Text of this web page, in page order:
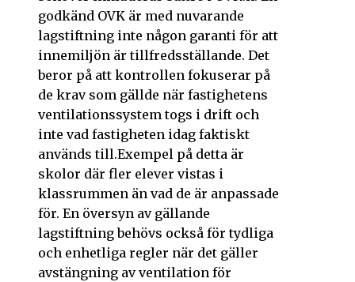
godkänd OVK är med nuvarande
lagstiftning inte någon garanti för att
innemiljön är tillfredsställande. Det
beror på att kontrollen fokuserar på
de krav som gällde när fastighetens
ventilationssystem togs i drift och
inte vad fastigheten idag faktiskt
används till.Exempel på detta är
skolor där fler elever vistas i
klassrummen än vad de är anpassade
för. En översyn av gällande
lagstiftning behövs också för tydliga
och enhetliga regler när det gäller
avstängning av ventilation för